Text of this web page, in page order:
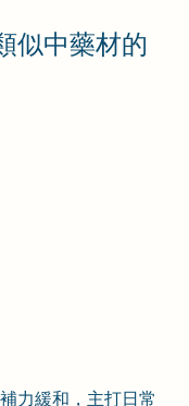
似中藥材的
力緩和，主打日常